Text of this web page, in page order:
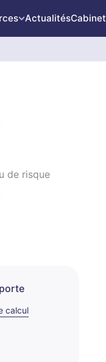
ActualitésCabinet
de risque
calcul